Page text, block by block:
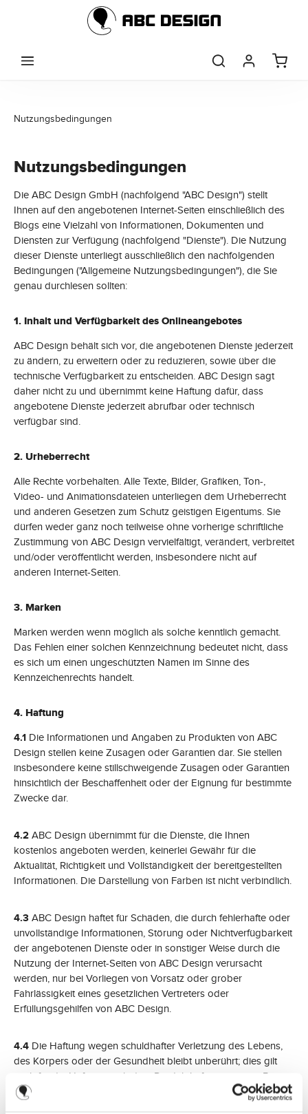
Zum Hauptinhalt springen
Nutzungsbedingungen
Nutzungsbedingungen
Die ABC Design GmbH (nachfolgend "ABC Design") stellt
Ihnen auf den angebotenen Internet-Seiten einschließlich des
Blogs eine Vielzahl von Informationen, Dokumenten und
Diensten zur Verfügung (nachfolgend "Dienste"). Die Nutzung
dieser Dienste unterliegt ausschließlich den nachfolgenden
Bedingungen ("Allgemeine Nutzungsbedingungen"), die Sie
genau durchlesen sollten:
1. Inhalt und Verfügbarkeit des Onlineangebotes
ABC Design behält sich vor, die angebotenen Dienste jederzeit
zu ändern, zu erweitern oder zu reduzieren, sowie über die
technische Verfügbarkeit zu entscheiden. ABC Design sagt
daher nicht zu und übernimmt keine Haftung dafür, dass
angebotene Dienste jederzeit abrufbar oder technisch
verfügbar sind.
2. Urheberrecht
Alle Rechte vorbehalten. Alle Texte, Bilder, Grafiken, Ton-,
Video- und Animationsdateien unterliegen dem Urheberrecht
und anderen Gesetzen zum Schutz geistigen Eigentums. Sie
dürfen weder ganz noch teilweise ohne vorherige schriftliche
Zustimmung von ABC Design vervielfältigt, verändert, verbreitet
und/oder veröffentlicht werden, insbesondere nicht auf
anderen Internet-Seiten.
3. Marken
Marken werden wenn möglich als solche kenntlich gemacht.
Das Fehlen einer solchen Kennzeichnung bedeutet nicht, dass
es sich um einen ungeschützten Namen im Sinne des
Kennzeichenrechts handelt.
4. Haftung
4.1 Die Informationen und Angaben zu Produkten von ABC
Design stellen keine Zusagen oder Garantien dar. Sie stellen
insbesondere keine stillschweigende Zusagen oder Garantien
hinsichtlich der Beschaffenheit oder der Eignung für bestimmte
Zwecke dar.
4.2ABC Design übernimmt für die Dienste, die Ihnen
kostenlos angeboten werden, keinerlei Gewähr für die
Aktualität, Richtigkeit und Vollständigkeit der bereitgestellten
Informationen. Die Darstellung von Farben ist nicht verbindlich.
4.3ABC Design haftet für Schäden, die durch fehlerhafte oder
unvollständige Informationen, Störung oder Nichtverfügbarkeit
der angebotenen Dienste oder in sonstiger Weise durch die
Nutzung der Internet-Seiten von ABC Design verursacht
werden, nur bei Vorliegen von Vorsatz oder grober
Fahrlässigkeit eines gesetzlichen Vertreters oder
Erfüllungsgehilfen von ABC Design.
4.4 Die Haftung wegen schuldhafter Verletzung des Lebens,
des Körpers oder der Gesundheit bleibt unberührt; dies gilt
auch für die Haftung nach dem Produkthaftungsgesetz. Bei
Übernahme einer Garantie haftet ABC Design nach Maßgabe
der Garantieerklärung und der gesetzlichen Vorschriften.